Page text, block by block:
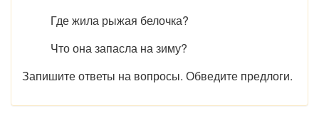
Где жила рыжая белочка?
Что она запасла на зиму?
Запишите ответы на вопросы. Обведите предлоги.